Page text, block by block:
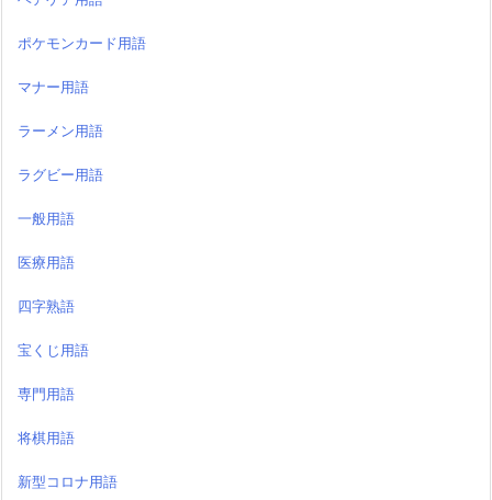
ポケモンカード用語
マナー用語
ラーメン用語
ラグビー用語
一般用語
医療用語
四字熟語
宝くじ用語
専門用語
将棋用語
新型コロナ用語